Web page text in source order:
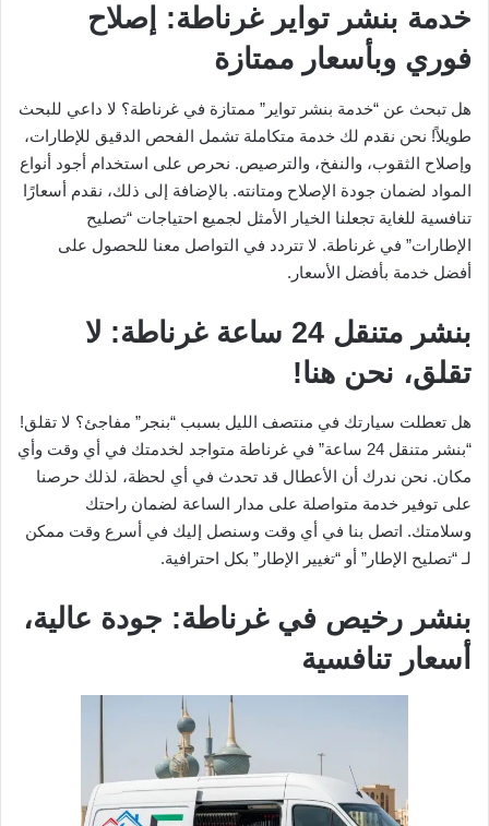
خدمة بنشر تواير غرناطة: إصلاح
فوري وبأسعار ممتازة
هل تبحث عن “خدمة بنشر تواير” ممتازة في غرناطة؟ لا داعي للبحث
طويلاً! نحن نقدم لك خدمة متكاملة تشمل الفحص الدقيق للإطارات،
وإصلاح الثقوب، والنفخ، والترصيص. نحرص على استخدام أجود أنواع
المواد لضمان جودة الإصلاح ومتانته. بالإضافة إلى ذلك، نقدم أسعارًا
تنافسية للغاية تجعلنا الخيار الأمثل لجميع احتياجات “تصليح
الإطارات” في غرناطة. لا تتردد في التواصل معنا للحصول على
أفضل خدمة بأفضل الأسعار.
بنشر متنقل 24 ساعة غرناطة: لا
تقلق، نحن هنا!
هل تعطلت سيارتك في منتصف الليل بسبب “بنجر” مفاجئ؟ لا تقلق!
“بنشر متنقل 24 ساعة” في غرناطة متواجد لخدمتك في أي وقت وأي
مكان. نحن ندرك أن الأعطال قد تحدث في أي لحظة، لذلك حرصنا
على توفير خدمة متواصلة على مدار الساعة لضمان راحتك
وسلامتك. اتصل بنا في أي وقت وسنصل إليك في أسرع وقت ممكن
لـ “تصليح الإطار” أو “تغيير الإطار” بكل احترافية.
بنشر رخيص في غرناطة: جودة عالية،
أسعار تنافسية